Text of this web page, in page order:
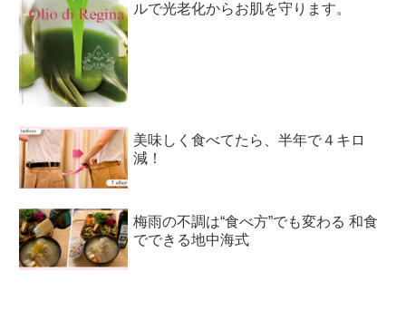
ルで光老化からお肌を守ります。
美味しく食べてたら、半年で４キロ
減！
梅雨の不調は“食べ方”でも変わる 和食
でできる地中海式